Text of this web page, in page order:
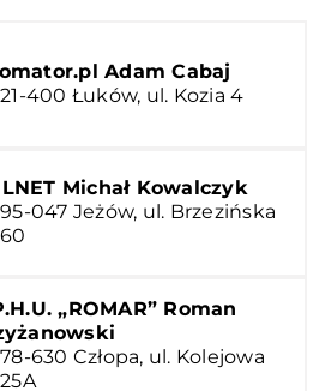
Adam Cabaj
21-400 Łuków, ul. Kozia 4
Michał Kowalczyk
95-047 Jeżów, ul. Brzezińska
60
„ROMAR” Roman
78-630 Człopa, ul. Kolejowa
25A